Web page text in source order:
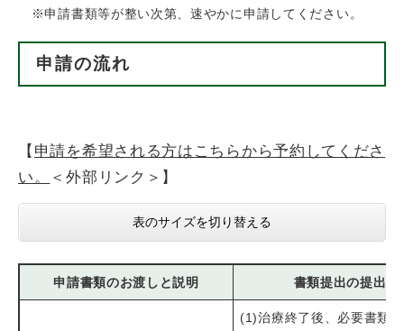
※申請書類等が整い次第、速やかに申請してください。
申請の流れ
【 申請を希望される方はこちらから予約してくださ
い。
＜外部リンク＞ 】
表のサイズを切り替える
申請書類のお渡しと説明 書類提出の提出
(1)治療終了後、必要書類